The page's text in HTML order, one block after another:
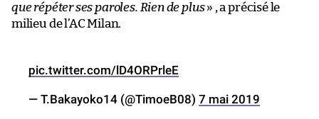
que répéter ses paroles. Rien de plus» , a précisé le
milieu de l’AC Milan.
pic.twitter.com/lD4ORPrleE
— T.Bakayoko14 (@TimoeB08) 7 mai 2019